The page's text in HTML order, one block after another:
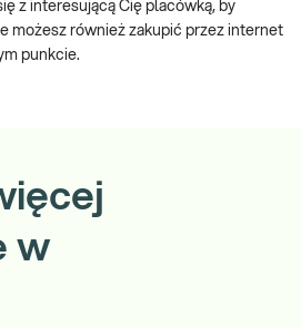
z interesującą Cię placówką, by
możesz również zakupić przez internet
punkcie.
w